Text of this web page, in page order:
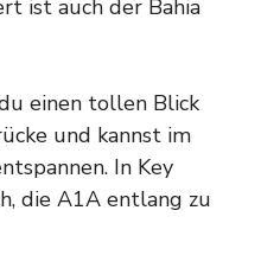
ist auch der Bahia
einen tollen Blick
und kannst im
In Key
die A1A entlang zu